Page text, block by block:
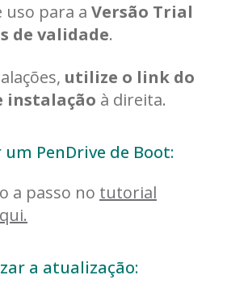
uso para a Versão Trial
de validade.
utilize o link do
instalação à direita.
PenDrive de Boot:
a passo no tutorial
a atualização: